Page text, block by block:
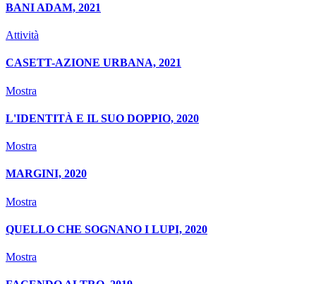
BANI ADAM, 2021
Attività
CASETT-AZIONE URBANA, 2021
Mostra
L'IDENTITÀ E IL SUO DOPPIO, 2020
Mostra
MARGINI, 2020
Mostra
QUELLO CHE SOGNANO I LUPI, 2020
Mostra